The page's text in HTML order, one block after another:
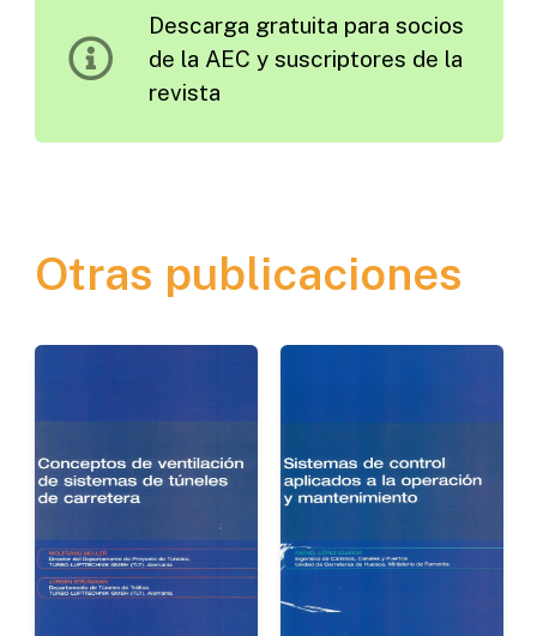
Europea
Cales
de
Descarga gratuita para socios
de la AEC y suscriptores de la
revista
Otras publicaciones